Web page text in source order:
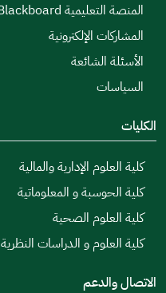
المنصة التعليمية Blackboard
المشاركات الإلكترونية
الأسئلة الشائعة
السياسات
الكليات
كلية العلوم الإدارية والمالية
كلية الحوسبة و المعلوماتية
كلية العلوم الصحية
كلية العلوم و الدراسات النظرية
الاتصال والدعم